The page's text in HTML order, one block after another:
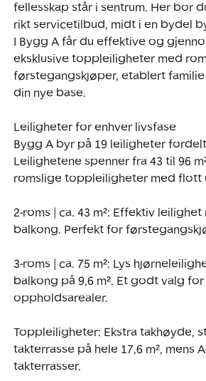
fellesskap står i sentrum. Her bor
rikt servicetilbud, midt i en bydel
I Bygg A får du effektive og
eksklusive toppleiligheter med
førstegangskjøper, etablert
din nye base.
Leiligheter for enhver livsfase
Bygg A byr på 19 leiligheter
Leilighetene spenner fra 43 til 96
romslige toppleiligheter med flott
2-roms | ca. 43 m²: Effektiv
balkong. Perfekt for
3-roms | ca. 75 m²: Lys
balkong på 9,6 m². Et godt valg
oppholdsarealer.
Toppleiligheter: Ekstra takhøyde,
takterrasse på hele 17,6 m²,
takterrasser.